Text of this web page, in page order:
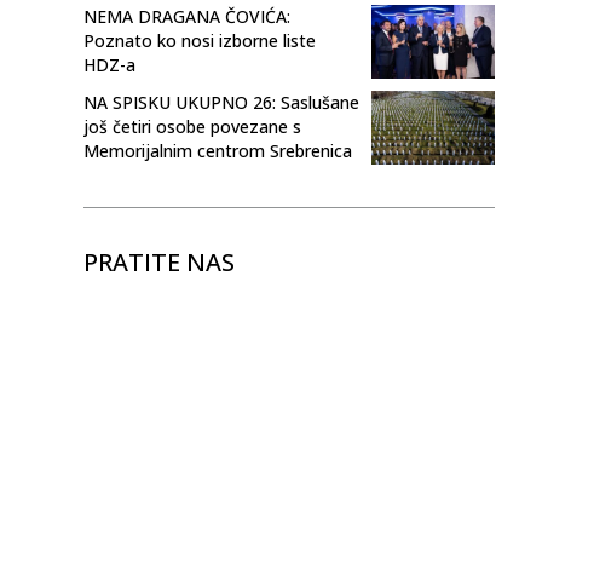
NEMA DRAGANA ČOVIĆA:
Poznato ko nosi izborne liste
HDZ-a
NA SPISKU UKUPNO 26: Saslušane
još četiri osobe povezane s
Memorijalnim centrom Srebrenica
PRATITE NAS